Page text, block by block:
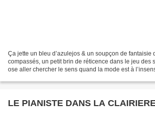
Ça jette un bleu d’azulejos & un soupçon de fantaisie
compassés, un petit brin de réticence dans le jeu des
ose aller chercher le sens quand la mode est à
LE PIANISTE DANS LA